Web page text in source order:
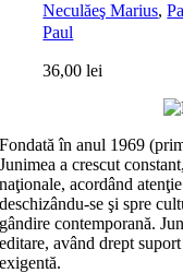
Neculăeş Marius,
Paul
36,00lei
Fondată în anul 1969
Junimea a crescut
naţionale, acordând
deschizându-se şi spre
gândire contemporană.
editare, având drept
exigentă.